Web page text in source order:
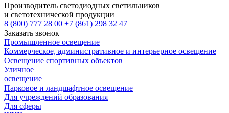
Производитель светодиодных светильников
и светотехнической продукции
8 (800) 777 28 00 +7 (861) 298 32 47
Заказать звонок
Промышленное освещение
Коммерческое, административное и интерьерное освещение
Освещение спортивных объектов
Уличное
освещение
Парковое и ландшафтное освещение
Для учреждений образования
Для сферы